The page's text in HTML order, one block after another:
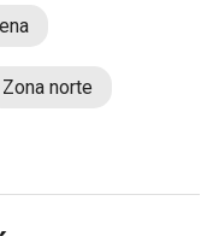
Zona norte